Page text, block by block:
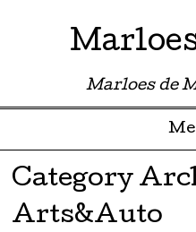
Marloes de
Skip to content
Category
Arts&Auto